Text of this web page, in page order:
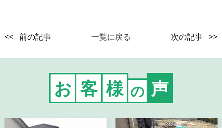
<< 前の記事 一覧に戻る 次の記事 >>
お 客 様 の 声